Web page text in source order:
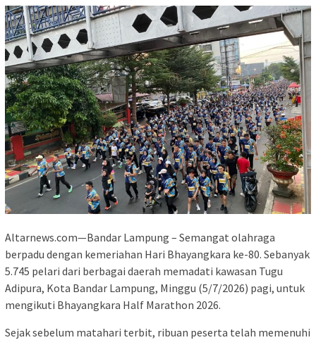
Altarnews.com—Bandar Lampung – Semangat olahraga
berpadu dengan kemeriahan Hari Bhayangkara ke-80. Sebanyak
5.745 pelari dari berbagai daerah memadati kawasan Tugu
Adipura, Kota Bandar Lampung, Minggu (5/7/2026) pagi, untuk
mengikuti Bhayangkara Half Marathon 2026.
Sejak sebelum matahari terbit, ribuan peserta telah memenuhi